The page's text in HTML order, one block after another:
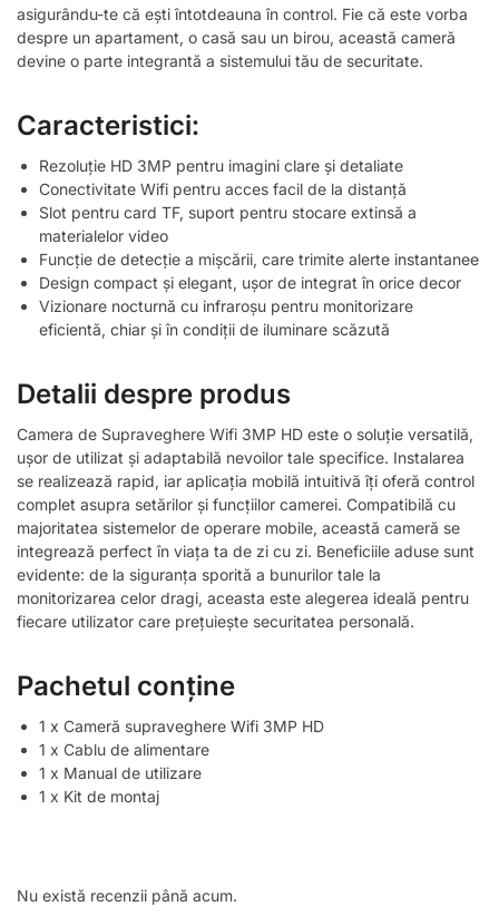
asigurându-te că ești întotdeauna în control. Fie că este vorba
despre un apartament, o casă sau un birou, această cameră
devine o parte integrantă a sistemului tău de securitate.
Caracteristici:
Rezoluție HD 3MP pentru imagini clare și detaliate
Conectivitate Wifi pentru acces facil de la distanță
Slot pentru card TF, suport pentru stocare extinsă a
materialelor video
Funcție de detecție a mișcării, care trimite alerte instantanee
Design compact și elegant, ușor de integrat în orice decor
Vizionare nocturnă cu infraroșu pentru monitorizare
eficientă, chiar și în condiții de iluminare scăzută
Detalii despre produs
Camera de Supraveghere Wifi 3MP HD este o soluție versatilă,
ușor de utilizat și adaptabilă nevoilor tale specifice. Instalarea
se realizează rapid, iar aplicația mobilă intuitivă îți oferă control
complet asupra setărilor și funcțiilor camerei. Compatibilă cu
majoritatea sistemelor de operare mobile, această cameră se
integrează perfect în viața ta de zi cu zi. Beneficiile aduse sunt
evidente: de la siguranța sporită a bunurilor tale la
monitorizarea celor dragi, aceasta este alegerea ideală pentru
fiecare utilizator care prețuiește securitatea personală.
Pachetul conține
1 x Cameră supraveghere Wifi 3MP HD
1 x Cablu de alimentare
1 x Manual de utilizare
1 x Kit de montaj
Nu există recenzii până acum.